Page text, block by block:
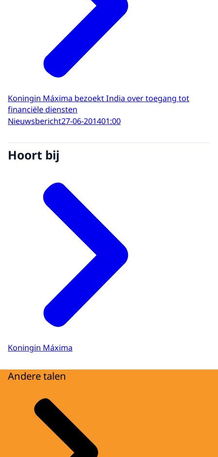
Koningin Máxima bezoekt India over toegang tot
financiële diensten
Nieuwsbericht27-06-201401:00
Hoort bij
Koningin Máxima
Andere talen